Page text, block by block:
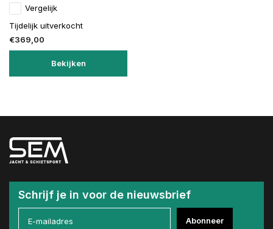
Vergelijk
Tijdelijk uitverkocht
€369,00
Bekijken
Schrijf je in voor de nieuwsbrief
Abonneer